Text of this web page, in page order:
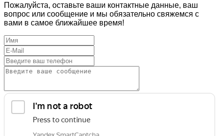
Пожалуйста, оставьте ваши контактные данные, ваш
вопрос или сообщение и мы обязательно свяжемся с
вами в самое ближайшее время!